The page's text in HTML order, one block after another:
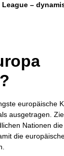
–
europäische
ausgetragen.
Nationen
die